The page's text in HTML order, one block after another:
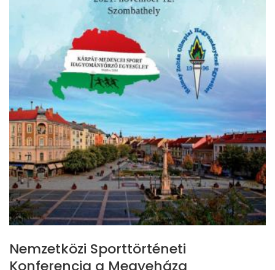
Nemzetközi Sporttörténeti
Konferencia a Megyeháza